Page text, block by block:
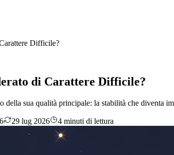
Difficile?
di Carattere Difficile?
sua qualità principale: la stabilità che diventa
29 lug 2026 4 minuti di lettura